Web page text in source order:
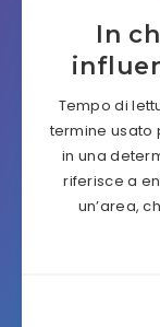
In
Tempo di
termine usato
in una
riferisce a
un’area,